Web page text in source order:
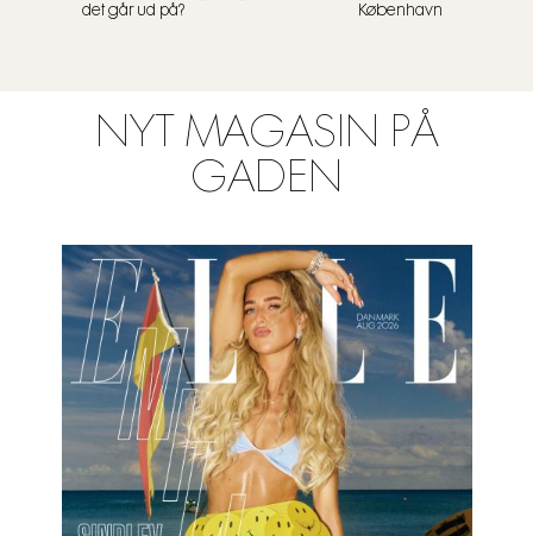
det går ud på?
København
NYT MAGASIN PÅ
GADEN